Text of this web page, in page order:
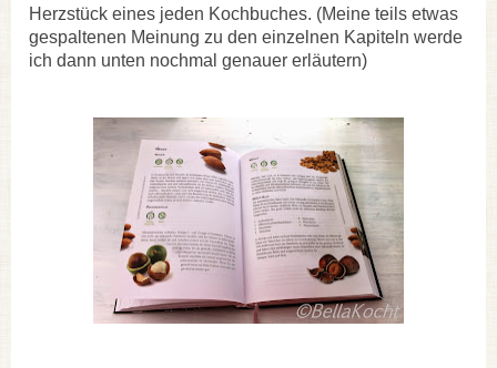
Herzstück eines jeden Kochbuches. (Meine teils etwas
gespaltenen Meinung zu den einzelnen Kapiteln werde
ich dann unten nochmal genauer erläutern)